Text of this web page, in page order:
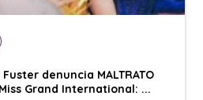
denuncia MALTRATO
Grand International: ...